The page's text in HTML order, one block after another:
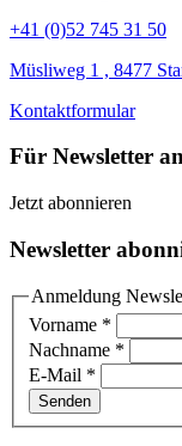
+41 (0)52 745 31 50
Müsliweg 1 , 8477
Kontaktformular
Für Newsletter
Jetzt abonnieren
Newsletter
Anmeldung
Vorname *
Nachname *
E-Mail *
Senden